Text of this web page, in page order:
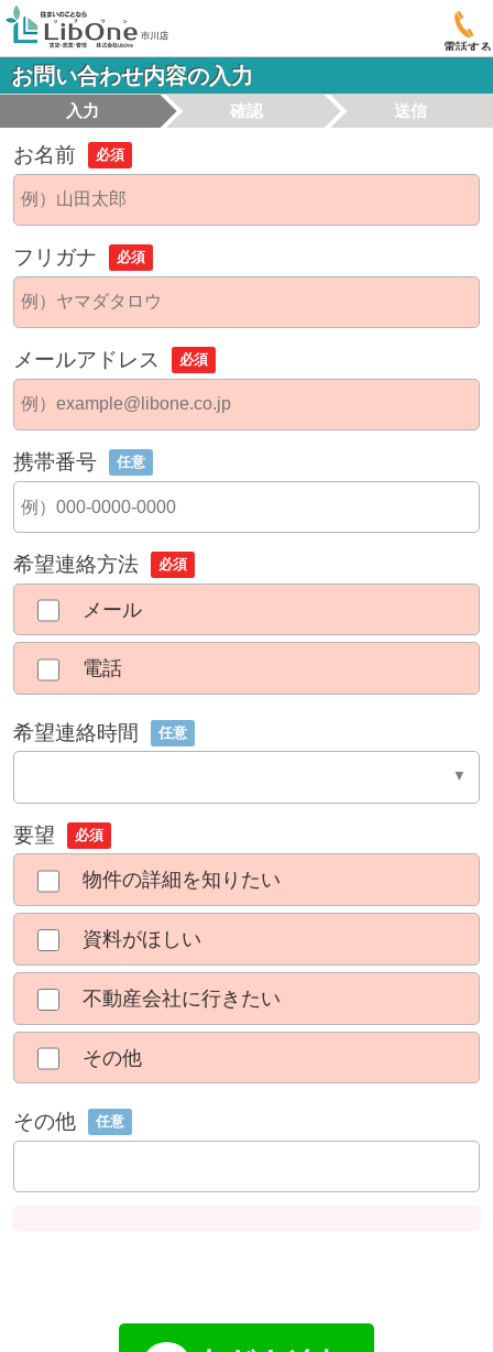
電話する
お問い合わせ内容の入力
入力 確認 送信
お名前 必須
フリガナ 必須
メールアドレス 必須
携帯番号 任意
希望連絡方法 必須
メール
電話
希望連絡時間 任意
要望 必須
物件の詳細を知りたい
資料がほしい
不動産会社に行きたい
その他
その他 任意